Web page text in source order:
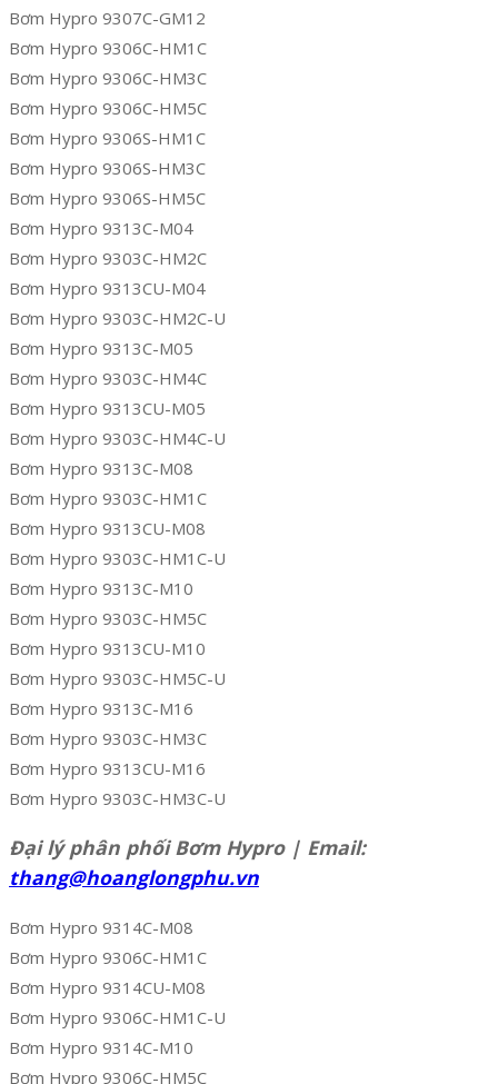
Bơm Hypro 9307C-GM12
Bơm Hypro 9306C-HM1C
Bơm Hypro 9306C-HM3C
Bơm Hypro 9306C-HM5C
Bơm Hypro 9306S-HM1C
Bơm Hypro 9306S-HM3C
Bơm Hypro 9306S-HM5C
Bơm Hypro 9313C-M04
Bơm Hypro 9303C-HM2C
Bơm Hypro 9313CU-M04
Bơm Hypro 9303C-HM2C-U
Bơm Hypro 9313C-M05
Bơm Hypro 9303C-HM4C
Bơm Hypro 9313CU-M05
Bơm Hypro 9303C-HM4C-U
Bơm Hypro 9313C-M08
Bơm Hypro 9303C-HM1C
Bơm Hypro 9313CU-M08
Bơm Hypro 9303C-HM1C-U
Bơm Hypro 9313C-M10
Bơm Hypro 9303C-HM5C
Bơm Hypro 9313CU-M10
Bơm Hypro 9303C-HM5C-U
Bơm Hypro 9313C-M16
Bơm Hypro 9303C-HM3C
Bơm Hypro 9313CU-M16
Bơm Hypro 9303C-HM3C-U
Đại lý phân phối Bơm Hypro | Email:
thang@hoanglongphu.vn
Bơm Hypro 9314C-M08
Bơm Hypro 9306C-HM1C
Bơm Hypro 9314CU-M08
Bơm Hypro 9306C-HM1C-U
Bơm Hypro 9314C-M10
Bơm Hypro 9306C-HM5C